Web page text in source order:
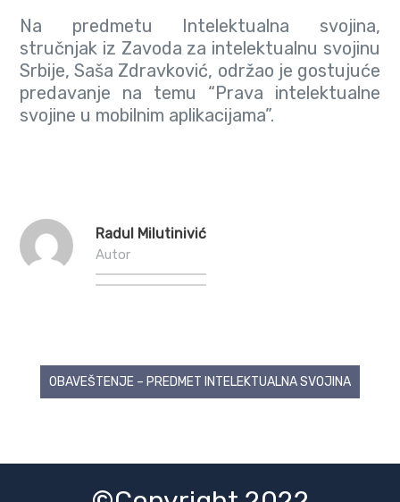
Na predmetu Intelektualna svojina,
stručnjak iz Zavoda za intelektualnu svojinu
Srbije, Saša Zdravković, održao je gostujuće
predavanje na temu “Prava intelektualne
svojine u mobilnim aplikacijama”.
Radul Milutinivić
Autor
Post
OBAVEŠTENJE – PREDMET INTELEKTUALNA SVOJINA